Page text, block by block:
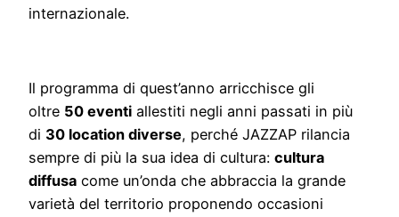
internazionale.
Il programma di quest’anno arricchisce gli
oltre 50 eventi allestiti negli anni passati in più
di 30 location diverse, perché JAZZAP rilancia
sempre di più la sua idea di cultura: cultura
diffusa come un’onda che abbraccia la grande
varietà del territorio proponendo occasioni